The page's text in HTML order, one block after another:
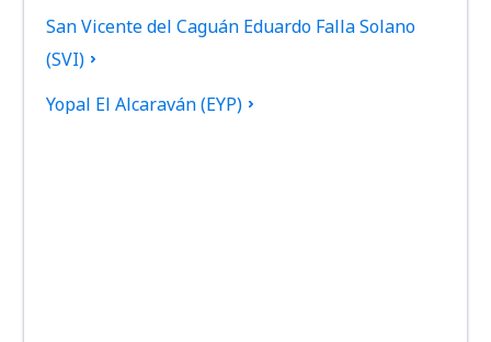
San Vicente del Caguán Eduardo Falla Solano
(SVI)
Yopal El Alcaraván (EYP)